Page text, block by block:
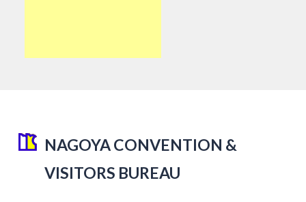
NAGOYA CONVENTION &
VISITORS BUREAU